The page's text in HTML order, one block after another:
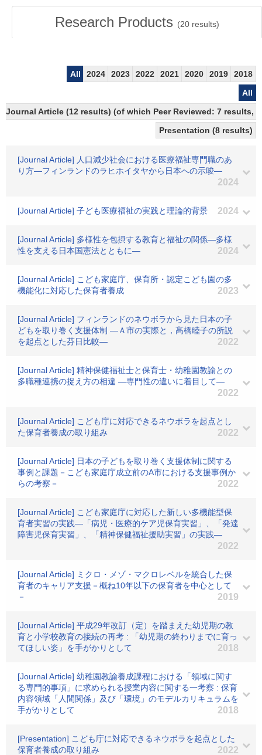
Research Products (20results)
All 2024 2023 2022 2021 2020 2019
2018
All
Journal Article (12 results) (of which Peer Reviewed: 7 results,
Presentation (8 results)
[Journal Article] 人口減少社会における医療福祉専門職のあ
り方―フィンランドのラヒホイタヤから日本への示唆―
2024
[Journal Article] 子ども医療福祉の実践と理論的背景 2024
[Journal Article] 多様性を包摂する教育と福祉の関係―多様
性を支える日本国憲法とともに―
2024
[Journal Article] こども家庭庁、保育所・認定こども園の多
機能化に対応した保育者養成
2023
[Journal Article] フィンランドのネウボラから見た日本の子
どもを取り巻く支援体制 ―Ａ市の実際と，髙橋睦子の所説
を起点とした芬日比較―
2022
[Journal Article] 精神保健福祉士と保育士・幼稚園教諭との
多職種連携の捉え方の相違 ―専門性の違いに着目して―
2022
[Journal Article] こども庁に対応できるネウボラを起点とし
た保育者養成の取り組み
2022
[Journal Article] 日本の子どもを取り巻く支援体制に関する
事例と課題－こども家庭庁成立前のA市における支援事例か
らの考察－
2022
[Journal Article] こども家庭庁に対応した新しい多機能型保
育者実習の実践―「病児・医療的ケア児保育実習」、「発達
障害児保育実習」、「精神保健福祉援助実習」の実践―
2022
[Journal Article] ミクロ・メゾ・マクロレベルを統合した保
育者のキャリア支援－概ね10年以下の保育者を中心として
－
2019
[Journal Article] 平成29年改訂（定）を踏まえた幼児期の教
育と小学校教育の接続の再考 : 「幼児期の終わりまでに育っ
てほしい姿」を手がかりとして
2018
[Journal Article] 幼稚園教諭養成課程における「領域に関す
る専門的事項」に求められる授業内容に関する一考察 : 保育
内容領域「人間関係」及び「環境」のモデルカリキュラムを
手がかりとして
2018
[Presentation] こども庁に対応できるネウボラを起点とした
保育者養成の取り組み
2022